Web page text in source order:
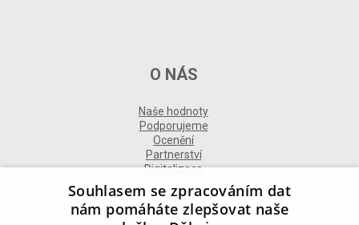
O NÁS
Naše hodnoty
Podporujeme
Ocenění
Partnerství
Digitalizace
Souhlasem se zpracováním dat
nám pomáháte zlepšovat naše